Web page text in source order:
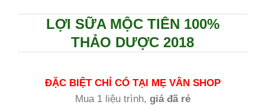
LỢI SỮA MỘC TIÊN 100%
THẢO DƯỢC 2018
ĐẶC BIỆT CHỈ CÓ TẠI MẸ VÂN SHOP
Mua 1 liệu trình, giá đã rẻ